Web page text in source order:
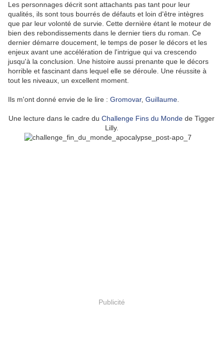
Les personnages décrit sont attachants pas tant pour leur
qualités, ils sont tous bourrés de défauts et loin d'être intègres
que par leur volonté de survie. Cette dernière étant le moteur de
bien des rebondissements dans le dernier tiers du roman. Ce
dernier démarre doucement, le temps de poser le décors et les
enjeux avant une accélération de l'intrigue qui va crescendo
jusqu'à la conclusion. Une histoire aussi prenante que le décors
horrible et fascinant dans lequel elle se déroule. Une réussite à
tout les niveaux, un excellent moment.
Ils m'ont donné envie de le lire : Gromovar, Guillaume
Une lecture dans le cadre du Challenge Fins du Monde de Tigger
Lilly.
Publicité